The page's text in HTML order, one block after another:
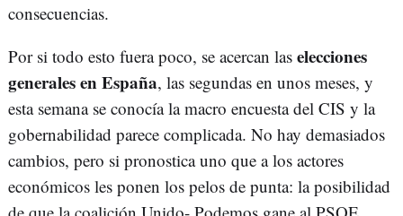
consecuencias.
Por si todo esto fuera poco, se acercan las elecciones
generales en España, las segundas en unos meses, y
esta semana se conocía la macro encuesta del CIS y la
gobernabilidad parece complicada. No hay demasiados
cambios, pero si pronostica uno que a los actores
económicos les ponen los pelos de punta: la posibilidad